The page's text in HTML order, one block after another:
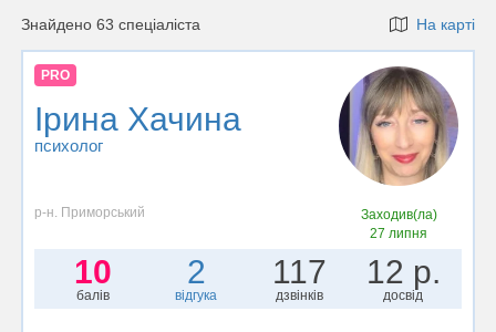
Знайдено 63 спеціаліста На карті
PRO
Ірина Хачина
психолог
р-н. Приморський
Заходив(ла)
27 липня
10
балів
2
відгука
117
дзвінків
12 р.
досвід